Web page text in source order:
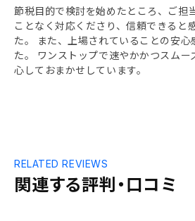
節税目的で検討を始めたところ、ご担
ことなく対応くださり、信頼できると
た。 また、上場されていることの安心
た。 ワンストップで速やかかつスムー
心しておまかせしています。
関連する評判・口コミ
RELATED REVIEWS